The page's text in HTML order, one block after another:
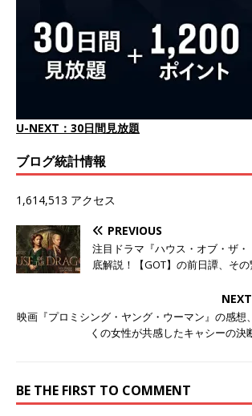
U-NEXT：30日間見放題
ブログ統計情報
1,614,513 アクセス
PREVIOUS
注目ドラマ『ハウス・オブ・ザ
底解説！【GOT】の前日譚、その
NEXT
映画『プロミシング・ヤング・ウーマン』の感想
くの女性が共感したキャシーの決
BE THE FIRST TO COMMENT